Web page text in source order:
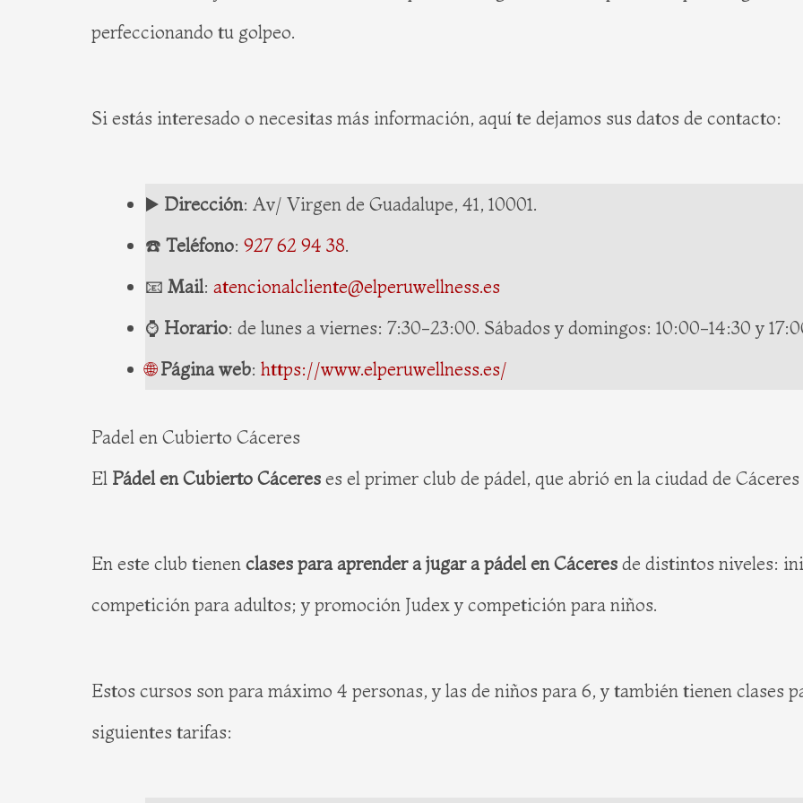
perfeccionando tu golpeo.
Si estás interesado o necesitas más información, aquí te dejamos sus datos de contacto:
▶️ Dirección: Av/ Virgen de Guadalupe, 41, 10001.
☎️ Teléfono: 927 62 94 38.
📧 Mail: atencionalcliente@elperuwellness.es
⌚️ Horario: de lunes a viernes: 7:30-23:00. Sábados y domingos: 10:00-14:30 y
🌐 Página web: https://www.elperuwellness.es/
Padel en Cubierto Cáceres
El Pádel en Cubierto Cáceres es el primer club de pádel, que abrió en la ciudad de Cáceres
En este club tienen clases para aprender a jugar a pádel en Cáceres de distintos niveles:
competición para adultos; y promoción Judex y competición para niños.
Estos cursos son para máximo 4 personas, y las de niños para 6, y también tienen clases
siguientes tarifas: